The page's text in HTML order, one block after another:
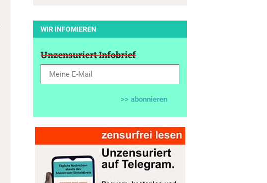
WIR INFOMIEREN
Unzensuriert Infobrief
>> abonnieren